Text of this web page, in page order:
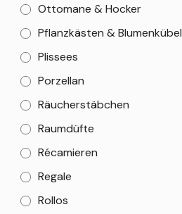
Ottomane & Hocker
Pflanzkästen & Blumenkübel
Plissees
Porzellan
Räucherstäbchen
Raumdüfte
Récamieren
Regale
Rollos